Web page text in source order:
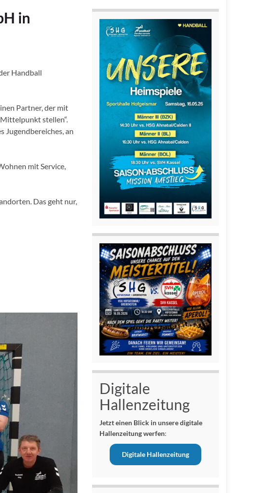
in
Handball
Partner, der mit
stellen“.
Jugendbereiches, an
mit Service,
Das geht nur,
Digitale
Hallenzeitung
Jetzt einen Blick in unsere digitale
Hallenzeitung werfen:
Digitale Hallenzeitung